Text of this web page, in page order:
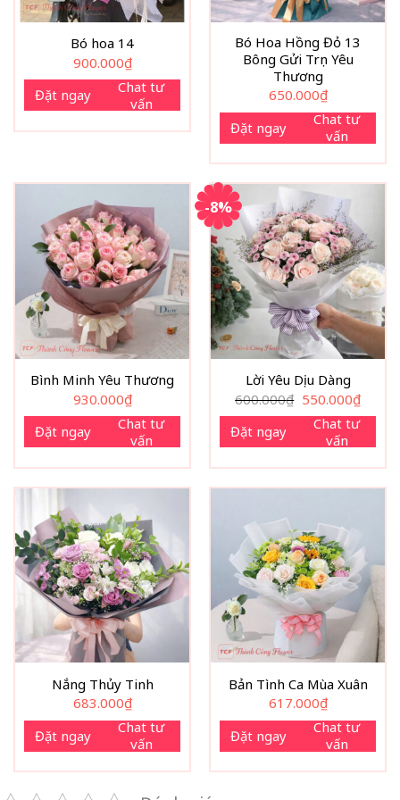
Bó hoa 14
900.000₫
Đặt ngay
Chat tư
vấn
Bó Hoa Hồng Đỏ 13
Bông Gửi Trọn Yêu
Thương
650.000₫
Đặt ngay
Chat tư
vấn
Bình Minh Yêu Thương
930.000₫
Đặt ngay
Chat tư
vấn
-8%
Lời Yêu Dịu Dàng
600.000₫ Giá
gốc
là:
600.000₫.
550.000₫Giá
hiện
tại
Đặt ngay
Chat tư
vấn
Nắng Thủy Tinh
683.000₫
Đặt ngay
Chat tư
vấn
Bản Tình Ca Mùa Xuân
617.000₫
Đặt ngay
Chat tư
vấn